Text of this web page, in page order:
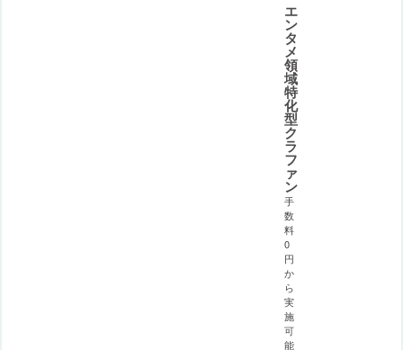
エ
ン
タ
メ
領
域
特
化
型
ク
ラ
フ
ァ
ン
手
数
料
0
円
か
ら
実
施
可
能